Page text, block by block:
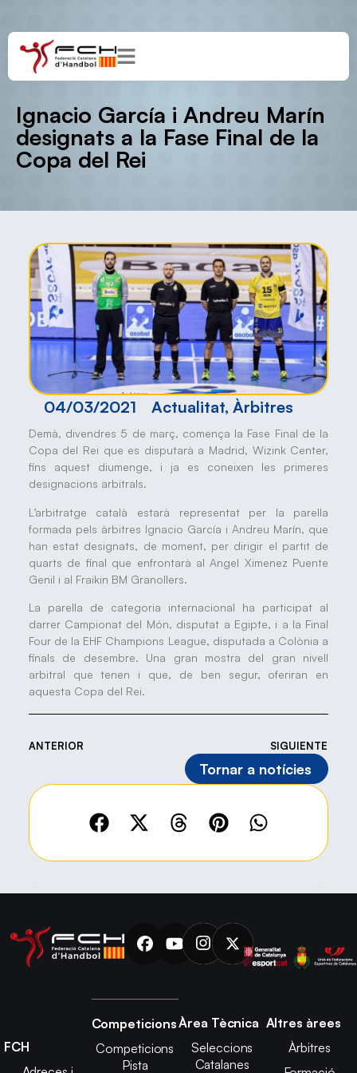
Ignacio García i Andreu Marín
designats a la Fase Final de la
Copa del Rei
04/03/2021 Actualitat, Àrbitres
Demà, divendres 5 de març, comença la Fase Final de la
Copa del Rei que es disputarà a Madrid, Wizink Center,
fins aquest diumenge, i ja es coneixen les primeres
designacions arbitrals.
L’arbitratge català estarà representat per la parella
formada pels àrbitres Ignacio García i Andreu Marín, que
han estat designats, de moment, per dirigir el partit de
quarts de final que enfrontarà al Angel Ximenez Puente
Genil i al Fraikin BM Granollers.
La parella de categoria internacional ha participat al
darrer Campionat del Món, disputat a Egipte, i a la Final
Four de la EHF Champions League, disputada a Colònia a
finals de desembre. Una gran mostra del gran nivell
arbitral que tenen i que, de ben segur, oferiran en
aquesta Copa del Rei.
ANTERIOR SIGUIENTE
Tornar a notícies
FCH
Competicions
Competicions
Pista
Àrea Tècnica
Seleccions
Catalanes
Altres àrees
Àrbitres